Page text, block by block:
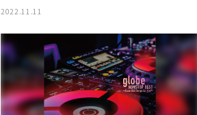
2022.11.11